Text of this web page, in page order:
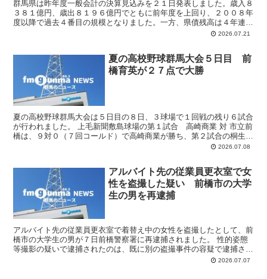
群馬県は昨年度一般会計の決算見込みを２１日発表しました。歳入８
３８１億円、歳出８１９６億円でともに前年度を上回り、２００８年
度以降で過去４番目の規模となりました。一方、県債残高は４年連続
で減少しました。 歳入は 堅調な企業業績や定額減税の反...2026.07.21
夏の高校野球群馬大会５日目 前
橋育英が２７点で大勝
夏の高校野球群馬大会は５日目の８日、３球場で１回戦の残り６試合
が行われました。 上毛新聞敷島球場の第１試合 高崎商業 対 市立前
橋は、９対０（７回コールド）で高崎商業が勝ち、第２試合の桐生
2026.07.08
アルバイト先の従業員更衣室で女
性を盗撮した疑い 前橋市の大学
生の男を再逮捕
アルバイト先の従業員更衣室で着替え中の女性を盗撮したとして、前
橋市の大学生の男が７日前橋警察署に再逮捕されました。 性的姿態
等撮影の疑いで逮捕されたのは、既に別の盗撮事件の容疑で逮捕され
ている前橋市の大学生の男（２２歳）です。 警察によりま...2026.07.07